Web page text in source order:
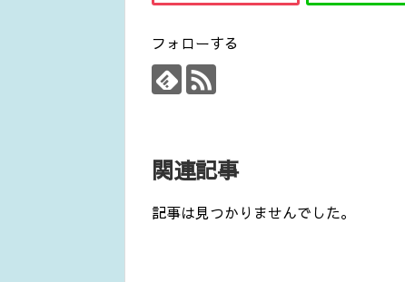
フォローする
関連記事
記事は見つかりませんでした。